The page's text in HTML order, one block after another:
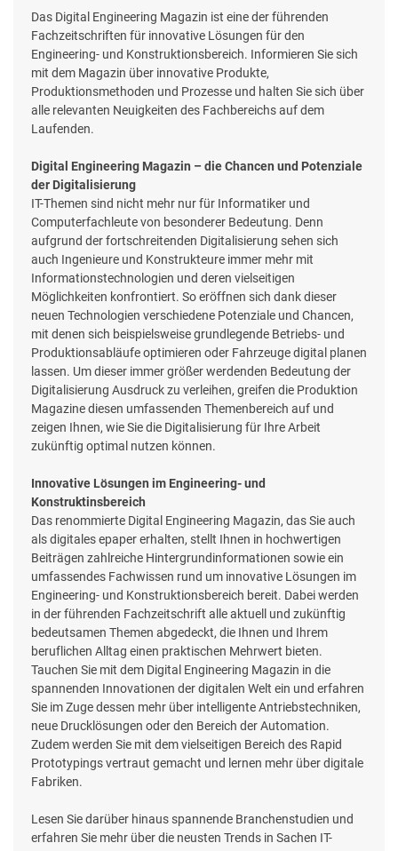
Das Digital Engineering Magazin ist eine der führenden
Fachzeitschriften für innovative Lösungen für den
Engineering- und Konstruktionsbereich. Informieren Sie sich
mit dem Magazin über innovative Produkte,
Produktionsmethoden und Prozesse und halten Sie sich über
alle relevanten Neuigkeiten des Fachbereichs auf dem
Laufenden.
Digital Engineering Magazin – die Chancen und Potenziale
der Digitalisierung
IT-Themen sind nicht mehr nur für Informatiker und
Computerfachleute von besonderer Bedeutung. Denn
aufgrund der fortschreitenden Digitalisierung sehen sich
auch Ingenieure und Konstrukteure immer mehr mit
Informationstechnologien und deren vielseitigen
Möglichkeiten konfrontiert. So eröffnen sich dank dieser
neuen Technologien verschiedene Potenziale und Chancen,
mit denen sich beispielsweise grundlegende Betriebs- und
Produktionsabläufe optimieren oder Fahrzeuge digital planen
lassen. Um dieser immer größer werdenden Bedeutung der
Digitalisierung Ausdruck zu verleihen, greifen die Produktion
Magazine diesen umfassenden Themenbereich auf und
zeigen Ihnen, wie Sie die Digitalisierung für Ihre Arbeit
zukünftig optimal nutzen können.
Innovative Lösungen im Engineering- und
Konstruktinsbereich
Das renommierte Digital Engineering Magazin, das Sie auch
als digitales epaper erhalten, stellt Ihnen in hochwertigen
Beiträgen zahlreiche Hintergrundinformationen sowie ein
umfassendes Fachwissen rund um innovative Lösungen im
Engineering- und Konstruktionsbereich bereit. Dabei werden
in der führenden Fachzeitschrift alle aktuell und zukünftig
bedeutsamen Themen abgedeckt, die Ihnen und Ihrem
beruflichen Alltag einen praktischen Mehrwert bieten.
Tauchen Sie mit dem Digital Engineering Magazin in die
spannenden Innovationen der digitalen Welt ein und erfahren
Sie im Zuge dessen mehr über intelligente Antriebstechniken,
neue Drucklösungen oder den Bereich der Automation.
Zudem werden Sie mit dem vielseitigen Bereich des Rapid
Prototypings vertraut gemacht und lernen mehr über digitale
Fabriken.
Lesen Sie darüber hinaus spannende Branchenstudien und
erfahren Sie mehr über die neusten Trends in Sachen IT-